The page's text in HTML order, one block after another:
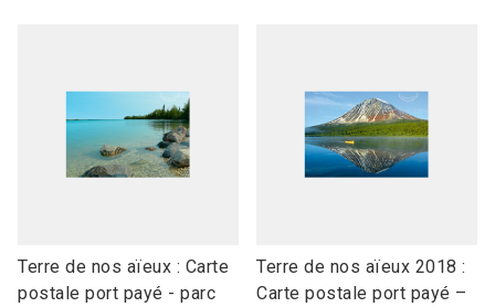
link
to
Terre de nos aïeux : Carte
postale port payé - parc
link
to
Terre de nos aïeux 2018 :
Carte postale port payé –